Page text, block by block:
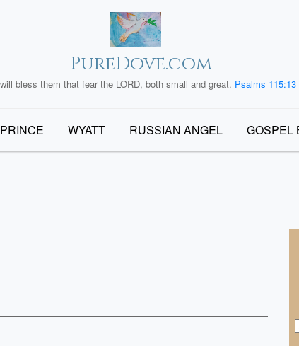
PureDove.com
bless them that fear the LORD, both small and great. Psalms 115:13
PRINCE WYATT RUSSIAN ANGEL GOSPEL